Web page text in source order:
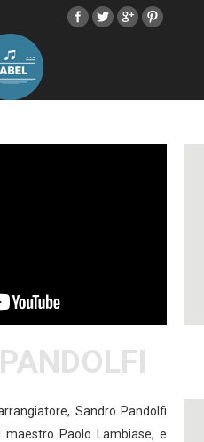
Sandro Pandolfi
Paolo Lambiase, e